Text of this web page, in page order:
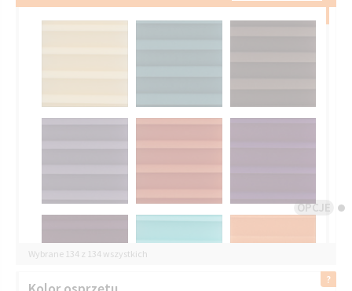
OPCJE
Wybrane 134 z 134 wszystkich